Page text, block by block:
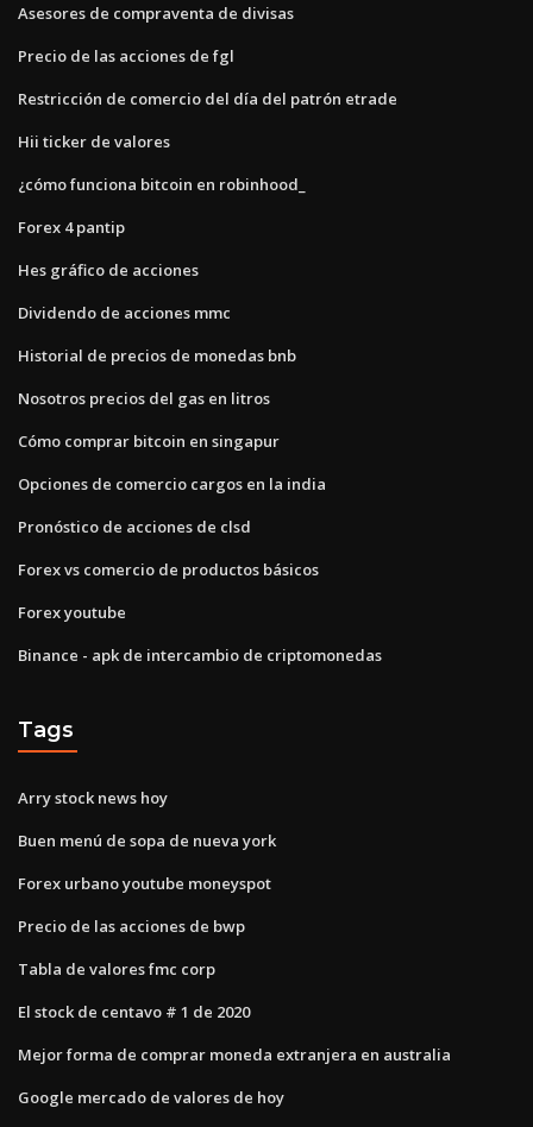
Asesores de compraventa de divisas
Precio de las acciones de fgl
Restricción de comercio del día del patrón etrade
Hii ticker de valores
¿cómo funciona bitcoin en robinhood_
Forex 4 pantip
Hes gráfico de acciones
Dividendo de acciones mmc
Historial de precios de monedas bnb
Nosotros precios del gas en litros
Cómo comprar bitcoin en singapur
Opciones de comercio cargos en la india
Pronóstico de acciones de clsd
Forex vs comercio de productos básicos
Forex youtube
Binance - apk de intercambio de criptomonedas
Tags
Arry stock news hoy
Buen menú de sopa de nueva york
Forex urbano youtube moneyspot
Precio de las acciones de bwp
Tabla de valores fmc corp
El stock de centavo # 1 de 2020
Mejor forma de comprar moneda extranjera en australia
Google mercado de valores de hoy